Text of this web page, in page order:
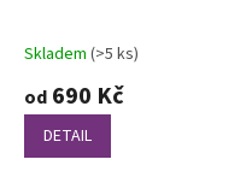
Průměrné
produktu
5,0
Skladem (>5 ks)
od 690 Kč
DETAIL